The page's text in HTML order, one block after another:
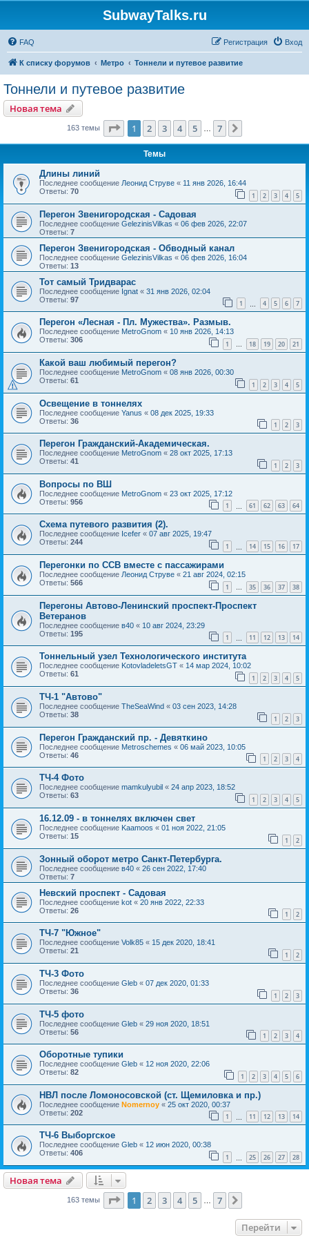
SubwayTalks.ru
FAQ Вход
Регистрация
К списку форумов Метро Тоннели и путевое развитие
Тоннели и путевое развитие
Новая тема
163 темы Страница из
1 2 3 4 5 7
Темы
Длины линий
Последнее сообщение Леонид Струве « 11 янв 2026, 16:44
Ответы: 70 1 2 3 4 5
Перегон Звенигородская - Садовая
Последнее сообщение GelezinisVilkas « 06 фев 2026, 22:07
Ответы: 7
Перегон Звенигородская - Обводный канал
Последнее сообщение GelezinisVilkas « 06 фев 2026, 16:04
Ответы: 13
Тот самый Тридварас
Последнее сообщение Ignat « 31 янв 2026, 02:04
Ответы: 97 1 4 5 6 7
Перегон «Лесная - Пл. Мужества». Размыв.
Последнее сообщение MetroGnom « 10 янв 2026, 14:13
Ответы: 306 1 … 18 19 20 21
Какой ваш любимый перегон?
Последнее сообщение MetroGnom « 08 янв 2026, 00:30
Ответы: 61 1 2 3 4 5
Освещение в тоннелях
Последнее сообщение Yanus « 08 дек 2025, 19:33
Ответы: 36 1 2 3
Перегон Гражданский-Академическая.
Последнее сообщение MetroGnom « 28 окт 2025, 17:13
Ответы: 41 1 2 3
Вопросы по ВШ
Последнее сообщение MetroGnom « 23 окт 2025, 17:12
Ответы: 956 1 61 62 63 64
Схема путевого развития (2).
Последнее сообщение Icefer « 07 авг 2025, 19:47
Ответы: 244 1 14 15 16 17
Перегонки по ССВ вместе с пассажирами
Последнее сообщение Леонид Струве « 21 авг 2024, 02:15
Ответы: 566 1 … 35 36 37 38
Перегоны Автово-Ленинский проспект-Проспект
Ветеранов
Последнее сообщение в40 « 10 авг 2024, 23:29
Ответы: 195 1 11 12 13 14
Тоннельный узел Технологического института
Последнее сообщение KotovladeletsGT « 14 мар 2024, 10:02
Ответы: 61 1 2 3 4 5
ТЧ-1 "Автово"
Последнее сообщение TheSeaWind « 03 сен 2023, 14:28
Ответы: 38 1 2 3
Перегон Гражданский пр. - Девяткино
Последнее сообщение Metroschemes « 06 май 2023, 10:05
Ответы: 46 1 2 3 4
ТЧ-4 Фото
Последнее сообщение mamkulyubil « 24 апр 2023, 18:52
Ответы: 63 1 2 3 4 5
16.12.09 - в тоннелях включен свет
Последнее сообщение Kaamoos « 01 ноя 2022, 21:05
Ответы: 15 1 2
Зонный оборот метро Санкт-Петербурга.
Последнее сообщение в40 « 26 сен 2022, 17:40
Ответы: 7
Невский проспект - Садовая
Последнее сообщение kot « 20 янв 2022, 22:33
Ответы: 26 1 2
ТЧ-7 "Южное"
Последнее сообщение Volk85 « 15 дек 2020, 18:41
Ответы: 21 1 2
ТЧ-3 Фото
Последнее сообщение Gleb « 07 дек 2020, 01:33
Ответы: 36 1 2 3
ТЧ-5 фото
Последнее сообщение Gleb « 29 ноя 2020, 18:51
Ответы: 56 1 2 3 4
Оборотные тупики
Последнее сообщение Gleb « 12 ноя 2020, 22:06
Ответы: 82 1 2 3 4 5 6
НВЛ после Ломоносовской (ст. Щемиловка и пр.)
Последнее сообщение Nomernoy « 25 окт 2020, 00:37
Ответы: 202 1 11 12 13 14
ТЧ-6 Выборгское
Последнее сообщение Gleb « 12 июн 2020, 00:38
Ответы: 406 1 25 26 27 28
Новая тема
163 темы Страница из
1 2 3 4 5 7
Перейти